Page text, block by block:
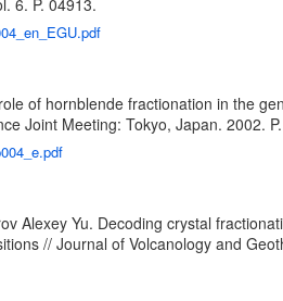
6. P. 04913.
of hornblende fractionation in the
Joint Meeting: Tokyo, Japan. 2002.
Alexey Yu. Decoding crystal
// Journal of Volcanology and